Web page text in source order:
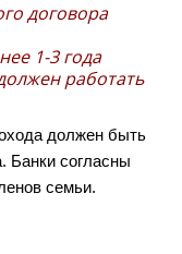
договора
1-3 года
работать
должен быть
Банки согласны
семьи.